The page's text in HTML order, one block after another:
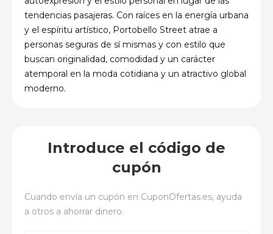
tendencias pasajeras. Con raíces en la energía urbana
y el espíritu artístico, Portobello Street atrae a
personas seguras de sí mismas y con estilo que
buscan originalidad, comodidad y un carácter
atemporal en la moda cotidiana y un atractivo global
moderno.
Introduce el código de
cupón
Cuando envía un cupón en CuponOfertas.es, ayuda
a otros a ahorrar dinero.